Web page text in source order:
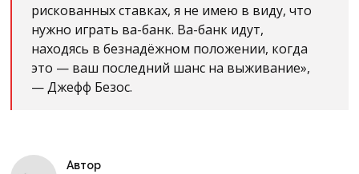
рискованных ставках, я не имею в виду, что
нужно играть ва-банк. Ва-банк идут,
находясь в безнадёжном положении, когда
это — ваш последний шанс на выживание»,
— Джефф Безос.
Автор